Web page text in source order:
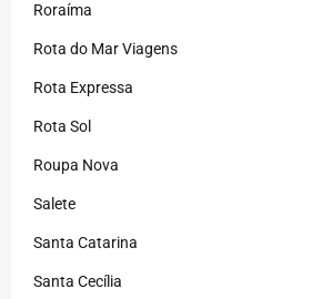
Roraíma
Rota do Mar Viagens
Rota Expressa
Rota Sol
Roupa Nova
Salete
Santa Catarina
Santa Cecília